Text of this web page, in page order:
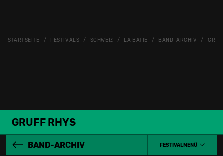
STARTSEITE FESTIVALS SCHWEIZ LA BATIE BAND-ARCHIV
GRUFF RHYS
BAND-ARCHIV FESTIVALMENÜ